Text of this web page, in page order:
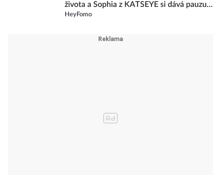
života a Sophia z KATSEYE si dává pauzu
od skupiny
HeyFomo